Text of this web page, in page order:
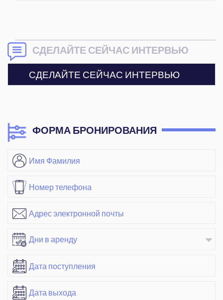
СДЕЛАЙТЕ СЕЙЧАС ИНТЕРВЬЮ
СДЕЛАЙТЕ СЕЙЧАС ИНТЕРВЬЮ
ФОРМА БРОНИРОВАНИЯ